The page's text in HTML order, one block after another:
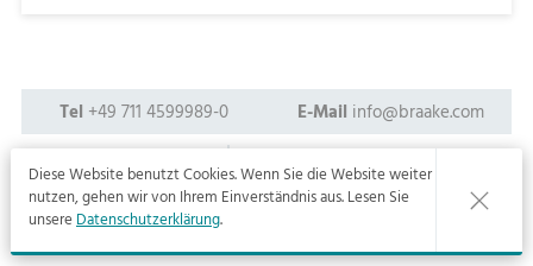
Diese Website benutzt Cookies. Wenn Sie die Website weiter
nutzen, gehen wir von Ihrem Einverständnis aus. Lesen Sie
unsereDatenschutzerklärung.
Tel +49 711 4599989-0 E-Mail info@braake.com
Newsletter
Datenschutzerklärung
Impressum
Xing